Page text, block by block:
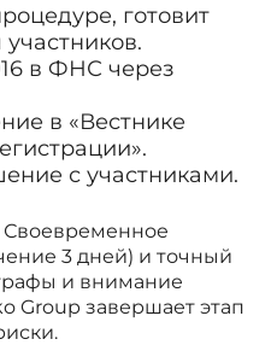
готовит
в ФНС через
в «Вестнике
с участниками.
Своевременное
3 дней) и точный
и внимание
Group завершает этап